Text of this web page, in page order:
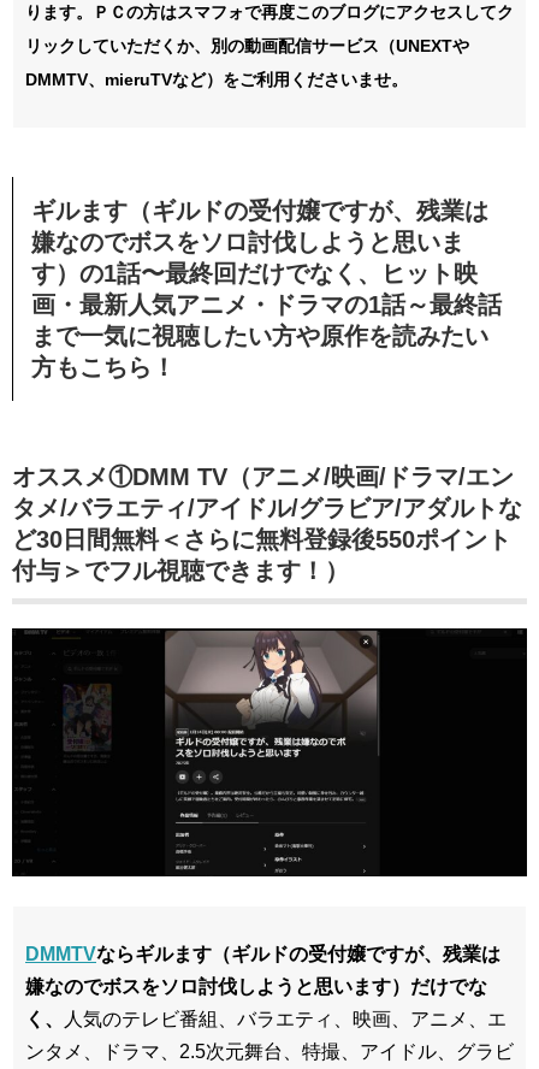
ります。ＰＣの方はスマフォで再度このブログにアクセスしてク
リックしていただくか、別の動画配信サービス（UNEXTや
DMMTV、mieruTVなど）をご利用くださいませ。
ギルます（ギルドの受付嬢ですが、残業は
嫌なのでボスをソロ討伐しようと思いま
す）の1話〜最終回だけでなく、ヒット映
画・最新人気アニメ・ドラマの1話～最終話
まで一気に視聴したい方や原作を読みたい
方もこちら！
オススメ①DMM TV（アニメ/映画/ドラマ/エン
タメ/バラエティ/アイドル/グラビア/アダルトな
ど30日間無料＜さらに無料登録後550ポイント
付与＞でフル視聴できます！）
DMMTVならギルます（ギルドの受付嬢ですが、残業は
嫌なのでボスをソロ討伐しようと思います）だけでな
く、
人気のテレビ番組、バラエティ、映画、アニメ、エ
ンタメ、ドラマ、2.5次元舞台、特撮、アイドル、グラビ